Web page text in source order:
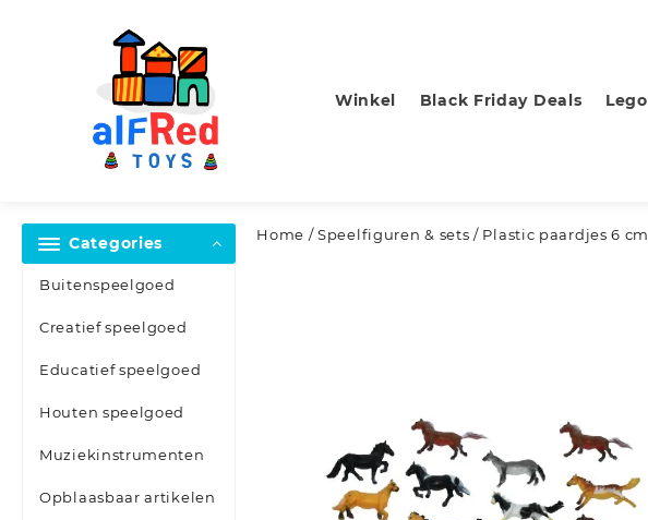
Winkel Black Friday Deals Lego
Categories
Buitenspeelgoed
Creatief speelgoed
Educatief speelgoed
Houten speelgoed
Muziekinstrumenten
Opblaasbaar artikelen
Home /Speelfiguren & sets / Plastic paardjes 6 cm